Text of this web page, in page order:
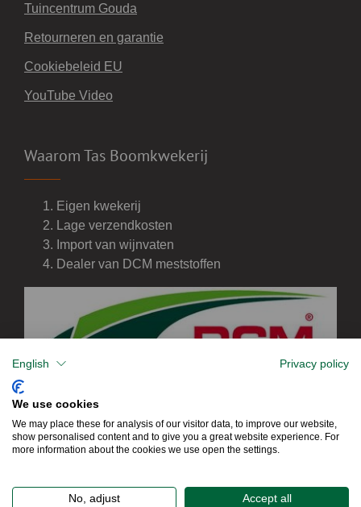
Tuincentrum Gouda
Retourneren en garantie
Cookiebeleid EU
YouTube Video
Waarom Tas Boomkwekerij
Eigen kwekerij
Lage verzendkosten
Import van wijnvaten
Dealer van DCM meststoffen
English Privacy policy
We use cookies
We may place these for analysis of our visitor data, to improve our website,
show personalised content and to give you a great website experience. For
more information about the cookies we use open the settings.
No, adjust Accept all